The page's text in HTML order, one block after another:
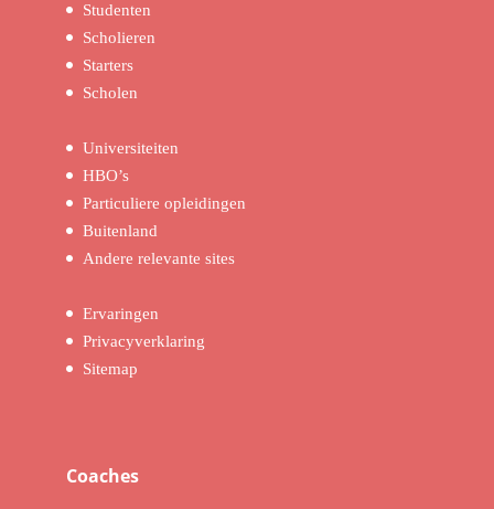
Studenten
Scholieren
Starters
Scholen
Universiteiten
HBO’s
Particuliere opleidingen
Buitenland
Andere relevante sites
Ervaringen
Privacyverklaring
Sitemap
Coaches